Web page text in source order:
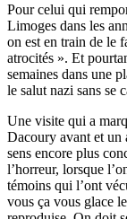
Pour celui qui
Limoges dans les
on est en train de le
atrocités ». Et
semaines dans une
le salut nazi sans se
Une visite qui a
Dacoury avant et un
sens encore plus
l’horreur, lorsque
témoins qui l’ont
vous ça vous glace